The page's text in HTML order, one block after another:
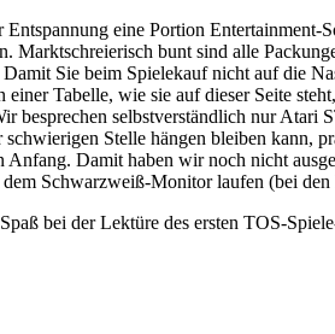
Entspannung eine Portion
Marktschreierisch bunt sind alle
Sie beim Spielekauf nicht auf die
einer Tabelle, wie sie auf dieser Seite
besprechen selbstverständlich nur
schwierigen Stelle hängen bleiben kann,
Anfang. Damit haben wir noch nicht
Schwarzweiß-Monitor laufen (bei
bei der Lektüre des ersten TOS-